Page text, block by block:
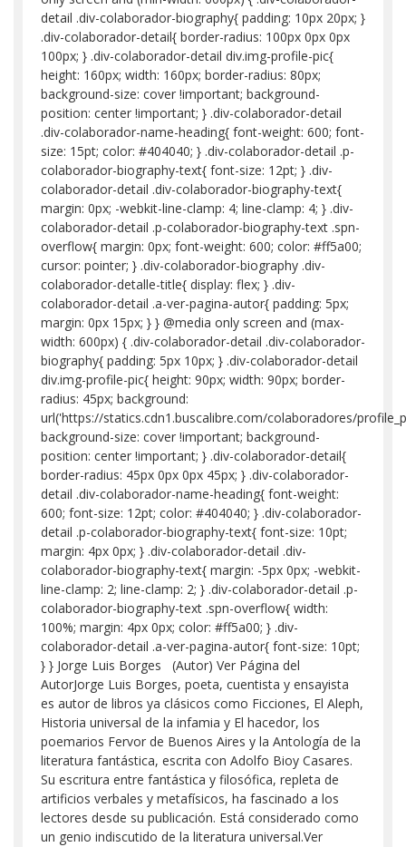
detail .div-colaborador-biography{ padding: 10px 20px; }
.div-colaborador-detail{ border-radius: 100px 0px 0px
100px; } .div-colaborador-detail div.img-profile-pic{
height: 160px; width: 160px; border-radius: 80px;
background-size: cover !important; background-
position: center !important; } .div-colaborador-detail
.div-colaborador-name-heading{ font-weight: 600; font-
size: 15pt; color: #404040; } .div-colaborador-detail .p-
colaborador-biography-text{ font-size: 12pt; } .div-
colaborador-detail .div-colaborador-biography-text{
margin: 0px; -webkit-line-clamp: 4; line-clamp: 4; } .div-
colaborador-detail .p-colaborador-biography-text .spn-
overflow{ margin: 0px; font-weight: 600; color: #ff5a00;
cursor: pointer; } .div-colaborador-biography .div-
colaborador-detalle-title{ display: flex; } .div-
colaborador-detail .a-ver-pagina-autor{ padding: 5px;
margin: 0px 15px; } } @media only screen and (max-
width: 600px) { .div-colaborador-detail .div-colaborador-
biography{ padding: 5px 10px; } .div-colaborador-detail
div.img-profile-pic{ height: 90px; width: 90px; border-
radius: 45px; background:
url('https://statics.cdn1.buscalibre.com/colaboradores/
background-size: cover !important; background-
position: center !important; } .div-colaborador-detail{
border-radius: 45px 0px 0px 45px; } .div-colaborador-
detail .div-colaborador-name-heading{ font-weight:
600; font-size: 12pt; color: #404040; } .div-colaborador-
detail .p-colaborador-biography-text{ font-size: 10pt;
margin: 4px 0px; } .div-colaborador-detail .div-
colaborador-biography-text{ margin: -5px 0px; -webkit-
line-clamp: 2; line-clamp: 2; } .div-colaborador-detail .p-
colaborador-biography-text .spn-overflow{ width:
100%; margin: 4px 0px; color: #ff5a00; } .div-
colaborador-detail .a-ver-pagina-autor{ font-size: 10pt;
} } Jorge Luis Borges (Autor) Ver Página del
AutorJorge Luis Borges, poeta, cuentista y ensayista
es autor de libros ya clásicos como Ficciones, El Aleph,
Historia universal de la infamia y El hacedor, los
poemarios Fervor de Buenos Aires y la Antología de la
literatura fantástica, escrita con Adolfo Bioy Casares.
Su escritura entre fantástica y filosófica, repleta de
artificios verbales y metafísicos, ha fascinado a los
lectores desde su publicación. Está considerado como
un genio indiscutido de la literatura universal.Ver